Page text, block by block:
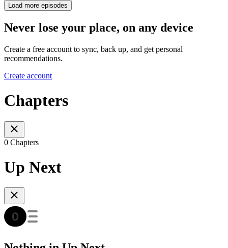
Load more episodes
Never lose your place, on any device
Create a free account to sync, back up, and get personal
recommendations.
Create account
Chapters
0 Chapters
Up Next